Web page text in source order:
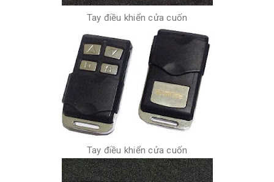
Tay điều khiển cửa cuốn
Tay điều khiển cửa cuốn